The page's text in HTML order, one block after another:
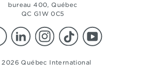
bureau 400, Québec
QC G1W 0C5
Québec International